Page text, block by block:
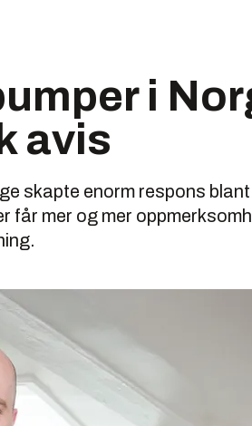
i
avis
skapte enorm respons
får mer og mer